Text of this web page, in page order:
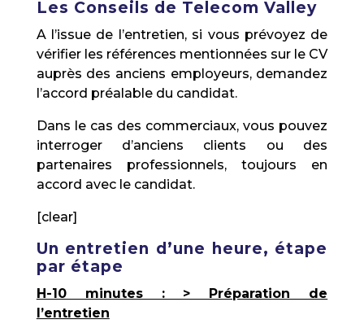
Les Conseils de Telecom Valley
A l’issue de l’entretien, si vous prévoyez de
vérifier les références mentionnées sur le CV
auprès des anciens employeurs, demandez
l’accord préalable du candidat.
Dans le cas des commerciaux, vous pouvez
interroger d’anciens clients ou des
partenaires professionnels, toujours en
accord avec le candidat.
[clear]
Un entretien d’une heure, étape
par étape
H-10 minutes : > Préparation de
l’entretien